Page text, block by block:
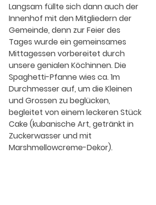
Langsam füllte sich dann auch der
Innenhof mit den Mitgliedern der
Gemeinde, denn zur Feier des
Tages wurde ein gemeinsames
Mittagessen vorbereitet durch
unsere genialen Köchinnen. Die
Spaghetti-Pfanne wies ca. 1m
Durchmesser auf, um die Kleinen
und Grossen zu beglücken,
begleitet von einem leckeren Stück
Cake (kubanische Art, getränkt in
Zuckerwasser und mit
Marshmellowcreme-Dekor).